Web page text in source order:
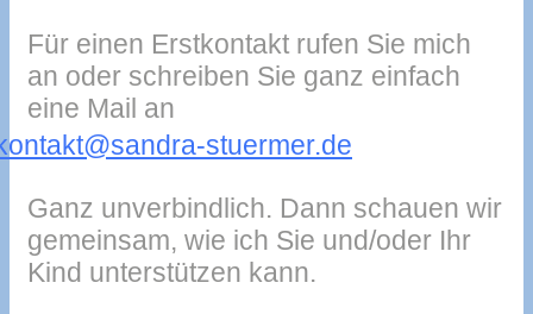
Für einen Erstkontakt rufen Sie mich
an oder schreiben Sie ganz einfach
eine Mail an
stuermer.de
Ganz unverbindlich. Dann schauen wir
gemeinsam, wie ich Sie und/oder Ihr
Kind unterstützen kann.